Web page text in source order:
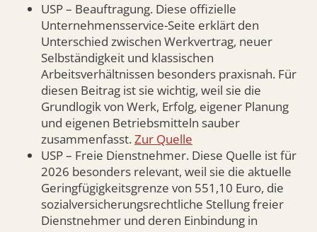
USP – Beauftragung. Diese offizielle
Unternehmensservice-Seite erklärt den
Unterschied zwischen Werkvertrag, neuer
Selbständigkeit und klassischen
Arbeitsverhältnissen besonders praxisnah. Für
diesen Beitrag ist sie wichtig, weil sie die
Grundlogik von Werk, Erfolg, eigener Planung
und eigenen Betriebsmitteln sauber
zusammenfasst.Zur Quelle
USP – Freie Dienstnehmer. Diese Quelle ist für
2026 besonders relevant, weil sie die aktuelle
Geringfügigkeitsgrenze von 551,10 Euro, die
sozialversicherungsrechtliche Stellung freier
Dienstnehmer und deren Einbindung in